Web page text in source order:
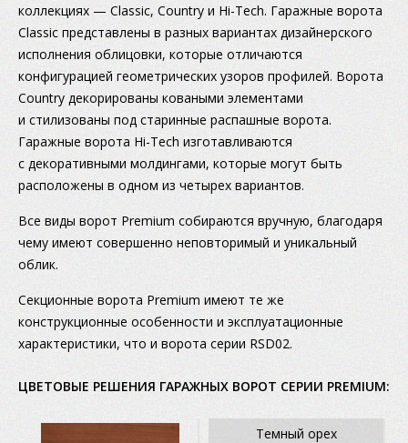
коллекциях — Classic, Country и Нi-Tech. Гаражные ворота
Classic представлены в разных вариантах дизайнерского
исполнения облицовки, которые отличаются
конфигурацией геометрических узоров профилей. Ворота
Country декорированы коваными элементами
и стилизованы под старинные распашные ворота.
Гаражные ворота Hi-Tech изготавливаются
с декоративными молдингами, которые могут быть
расположены в одном из четырех вариантов.
Все виды ворот Premium собираются вручную, благодаря
чему имеют совершенно неповторимый и уникальный
облик.
Секционные ворота Premium имеют те же
конструкционные особенности и эксплуатационные
характеристики, что и ворота серии RSD02.
ЦВЕТОВЫЕ РЕШЕНИЯ ГАРАЖНЫХ ВОРОТ СЕРИИ PREMIUM:
Темный орех